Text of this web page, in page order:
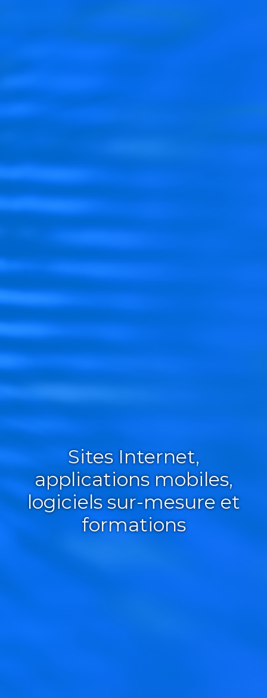
Sites Internet,
applications mobiles,
logiciels sur-mesure et
formations